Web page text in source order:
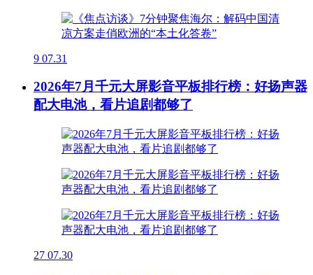
9 07.31
2026年7月千元大屏影音平板排行榜：好扬声器
配大电池，看片追剧都够了
27 07.30